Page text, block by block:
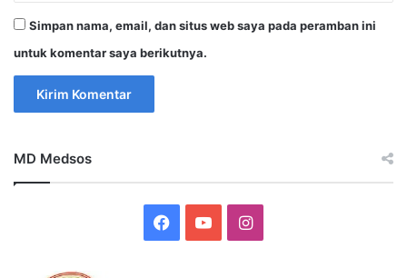
Simpan nama, email, dan situs web saya pada peramban ini
untuk komentar saya berikutnya.
MD Medsos
Facebook
YouTubeInstagram